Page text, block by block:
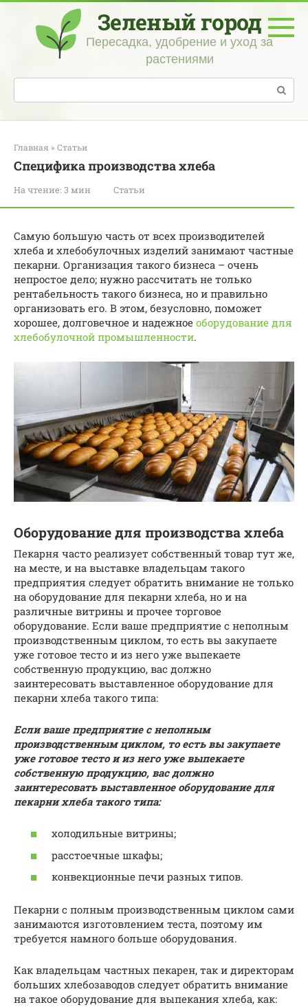
Перейти
контенту
Зеленый город
Пересадка, удобрение и уход за
растениями
Поиск:
Главная » Статьи
Специфика производства хлеба
На чтение: 3 мин Статьи
Самую большую часть от всех производителей
хлеба и хлебобулочных изделий занимают частные
пекарни. Организация такого бизнеса – очень
непростое дело; нужно рассчитать не только
рентабельность такого бизнеса, но и правильно
организовать его. В этом, безусловно, поможет
хорошее, долговечное и надежное оборудование для
хлебобулочной промышленности.
Оборудование для производства хлеба
Пекарня часто реализует собственный товар тут же,
на месте, и на выставке владельцам такого
предприятия следует обратить внимание не только
на оборудование для пекарни хлеба, но и на
различные витрины и прочее торговое
оборудование. Если ваше предприятие с неполным
производственным циклом, то есть вы закупаете
уже готовое тесто и из него уже выпекаете
собственную продукцию, вас должно
заинтересовать выставленное оборудование для
пекарни хлеба такого типа:
Если ваше предприятие с неполным
производственным циклом, то есть вы закупаете
уже готовое тесто и из него уже выпекаете
собственную продукцию, вас должно
заинтересовать выставленное оборудование для
пекарни хлеба такого типа:
холодильные витрины;
расстоечные шкафы;
конвекционные печи разных типов.
Пекарни с полным производственным циклом сами
занимаются изготовлением теста, поэтому им
требуется намного больше оборудования.
Как владельцам частных пекарен, так и директорам
больших хлебозаводов следует обратить внимание
на такое оборудование для выпекания хлеба, как: